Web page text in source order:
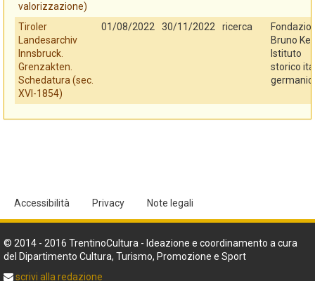
valorizzazione)
Tiroler
Landesarchiv
Innsbruck.
Grenzakten.
Schedatura (sec.
XVI-1854)
01/08/2022 30/11/2022 ricerca
Bruno
Istituto
storico
Accessibilità Privacy Note legali
© 2014 - 2016 TrentinoCultura - Ideazione e coordinamento a cura
del Dipartimento Cultura, Turismo, Promozione e Sport
scrivi alla redazione